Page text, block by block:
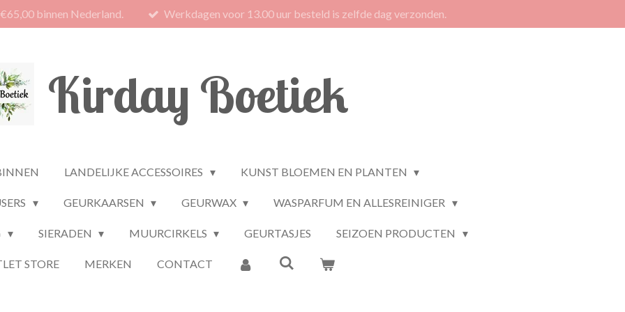
binnen Nederland. Werkdagen voor 13.00 uur besteld is zelfde dag verzonden.
Kirday Boetiek
LANDELIJKE ACCESSOIRES KUNST BLOEMEN EN PLANTEN
GEURKAARSEN GEURWAX WASPARFUM EN ALLESREINIGER
SIERADEN MUURCIRKELS GEURTASJES SEIZOEN PRODUCTEN
STORE MERKEN CONTACT